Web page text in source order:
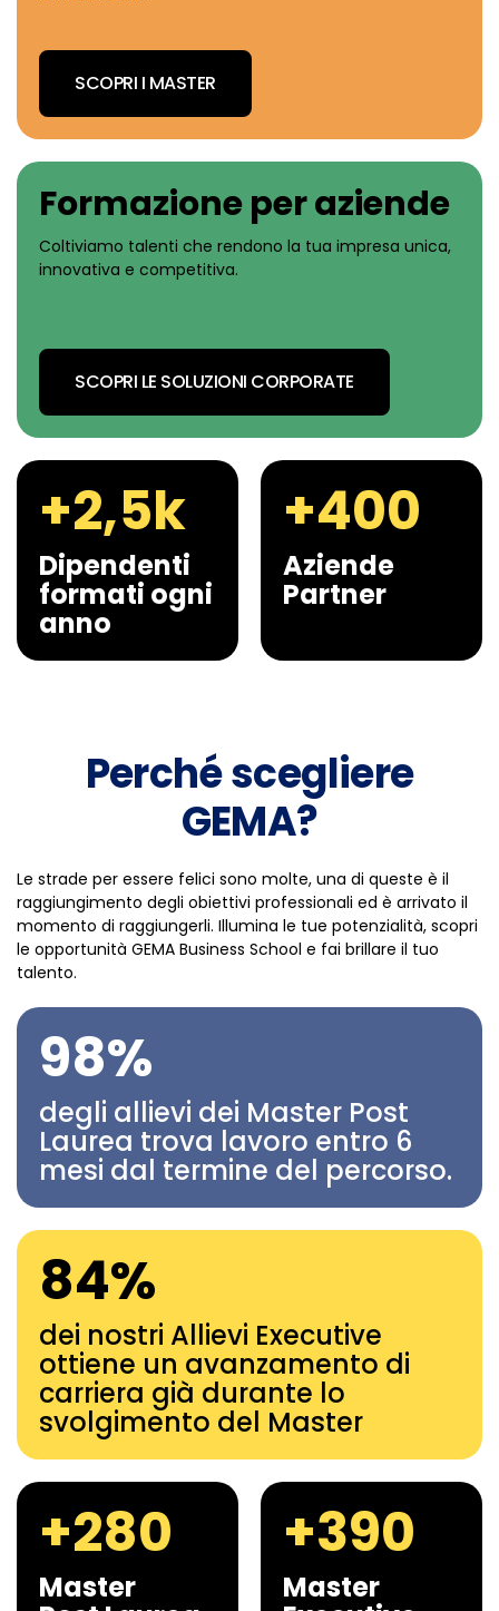
SCOPRI I MASTER
Formazione per aziende
Coltiviamo talenti che rendono la tua impresa unica,
innovativa e competitiva.
SCOPRI LE SOLUZIONI CORPORATE
+2,5k
Dipendenti
formati ogni
anno
+400
Aziende
Partner
Perché scegliere
GEMA?
Le strade per essere felici sono molte, una di queste è il
raggiungimento degli obiettivi professionali ed è arrivato il
momento di raggiungerli. Illumina le tue potenzialità, scopri
le opportunità GEMA Business School e fai brillare il tuo
talento.
98%
degli allievi dei Master Post
Laurea trova lavoro entro 6
mesi dal termine del percorso.
84%
dei nostri Allievi Executive
ottiene un avanzamento di
carriera già durante lo
svolgimento del Master
+280
Master
+390
Master